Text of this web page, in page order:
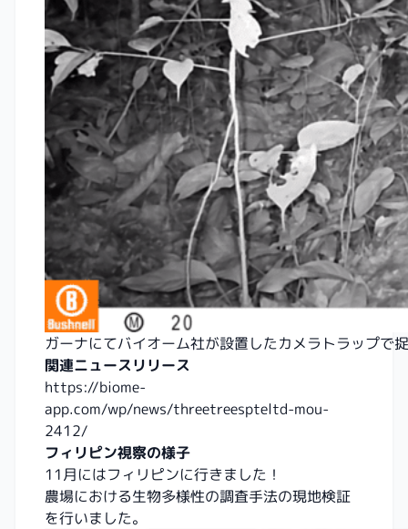
ガーナにてバイオーム社が設置したカメラトラップで
関連ニュースリリース
https://biome-
app.com/wp/news/threetreespteltd-mou-
2412/
フィリピン視察の様子
11月にはフィリピンに行きました！
農場における生物多様性の調査手法の現地検証
を行いました。